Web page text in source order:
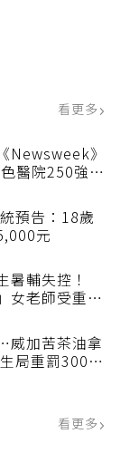
看更多
Newsweek》
醫院250強
居台灣最佳
預告：18歲
元
暑輔失控！
女老師受重傷
威加苦茶油拿
局重罰300萬